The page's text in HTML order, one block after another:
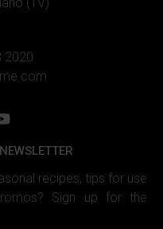
che si occupano
e social media, i quali
che hai
in base al tuo utilizzo dei
(TV)
2020
recipes, tips for use
Sign up for the